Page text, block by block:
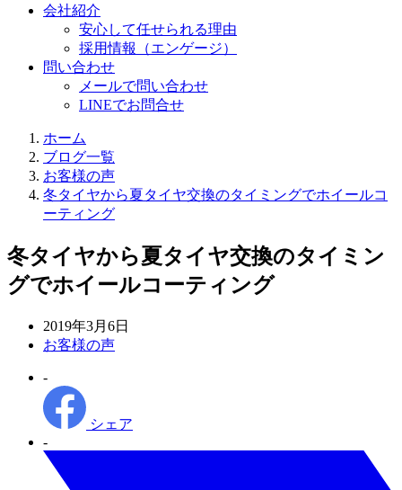
会社紹介
安心して任せられる理由
採用情報（エンゲージ）
問い合わせ
メールで問い合わせ
LINEでお問合せ
ホーム
ブログ一覧
お客様の声
冬タイヤから夏タイヤ交換のタイミングでホイールコ
ーティング
冬タイヤから夏タイヤ交換のタイミン
グでホイールコーティング
投
稿
2019年3月6日
カ
ゴ
リ
ー
お客様の声
-
シェア
-